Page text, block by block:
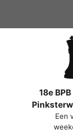
de
18e
Een